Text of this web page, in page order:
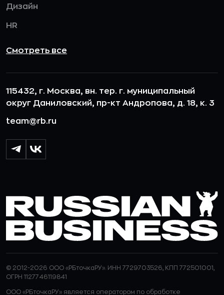
Дизайн
HR
Смотреть все
115432, г. Москва, вн. тер. г. муниципальный
округ Даниловский, пр-кт Андропова, д. 18, к. 3
team@rb.ru
© 2012-2026 ООО «РБточкаРУ». ИНН 7729703526, КПП 772501001,
ОГРН 1127746119841
ООО «РБточкаРУ» является оператором по обработке